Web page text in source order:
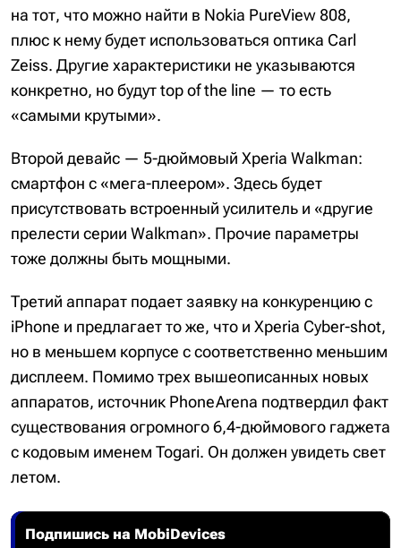
на тот, что можно найти в Nokia PureView 808,
плюс к нему будет использоваться оптика Сarl
Zeiss. Другие характеристики не указываются
конкретно, но будут top of the line — то есть
«самыми крутыми».
Второй девайс — 5-дюймовый Xperia Walkman:
смартфон с «мега-плеером». Здесь будет
присутствовать встроенный усилитель и «другие
прелести серии Walkman». Прочие параметры
тоже должны быть мощными.
Третий аппарат подает заявку на конкуренцию с
iPhone и предлагает то же, что и Xperia Cyber-shot,
но в меньшем корпусе с соответственно меньшим
дисплеем. Помимо трех вышеописанных новых
аппаратов, источник PhoneArena подтвердил факт
существования огромного 6,4-дюймового гаджета
с кодовым именем Togari. Он должен увидеть свет
летом.
Подпишись на MobiDevices